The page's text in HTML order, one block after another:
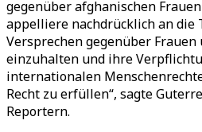
gegenüber afghanischen
appelliere nachdrücklich an die
Versprechen gegenüber Frauen
einzuhalten und ihre
internationalen
Recht zu erfüllen“, sagte
Reportern.